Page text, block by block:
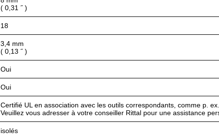
( 0,31 ˝ )
18
3,4 mm
( 0,13 ˝ )
Oui
Oui
Certifié UL en association avec les outils correspondants, comme p.
Veuillez vous adresser à votre conseiller Rittal pour une assistance
isolés